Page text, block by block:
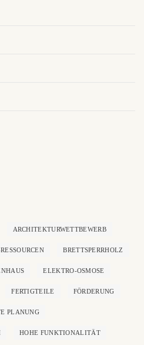
ARCHITEKTURWETTBEWERB
BRETTSPERRHOLZ
ELEKTRO-OSMOSE
FERTIGTEILE FÖRDERUNG
PLANUNG
HOHE FUNKTIONALITÄT